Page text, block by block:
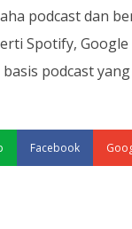
podcast dan
Spotify, Google
podcast
Facebook